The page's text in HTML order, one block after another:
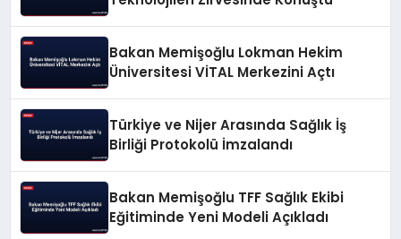
Bakan Memişoğlu Lokman Hekim
Üniversitesi VİTAL Merkezini Açtı
Türkiye ve Nijer Arasında Sağlık İş
Birliği Protokolü İmzalandı
Bakan Memişoğlu TFF Sağlık Ekibi
Eğitiminde Yeni Modeli Açıkladı